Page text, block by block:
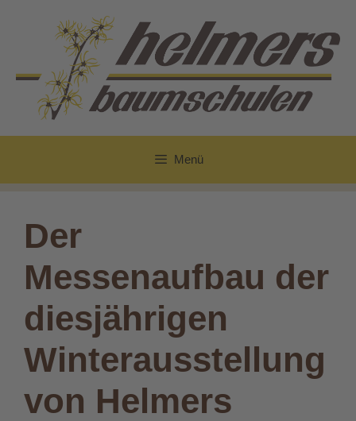
springen
Menü
Der
Messenaufbau der
diesjährigen
Winterausstellung
von Helmers